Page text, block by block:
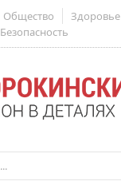
Общество
Здоровье
Безопасность